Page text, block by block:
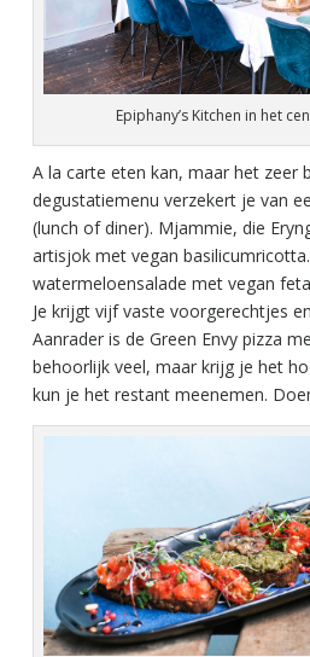
Epiphany’s Kitchen in het
A la carte eten kan, maar het zeer
degustatiemenu verzekert je van
(lunch of diner). Mjammie, die
artisjok met vegan
watermeloensalade met vegan
Je krijgt vijf vaste voorgerechtjes
Aanrader is de Green Envy pizza
behoorlijk veel, maar krijg je het
kun je het restant meenemen.